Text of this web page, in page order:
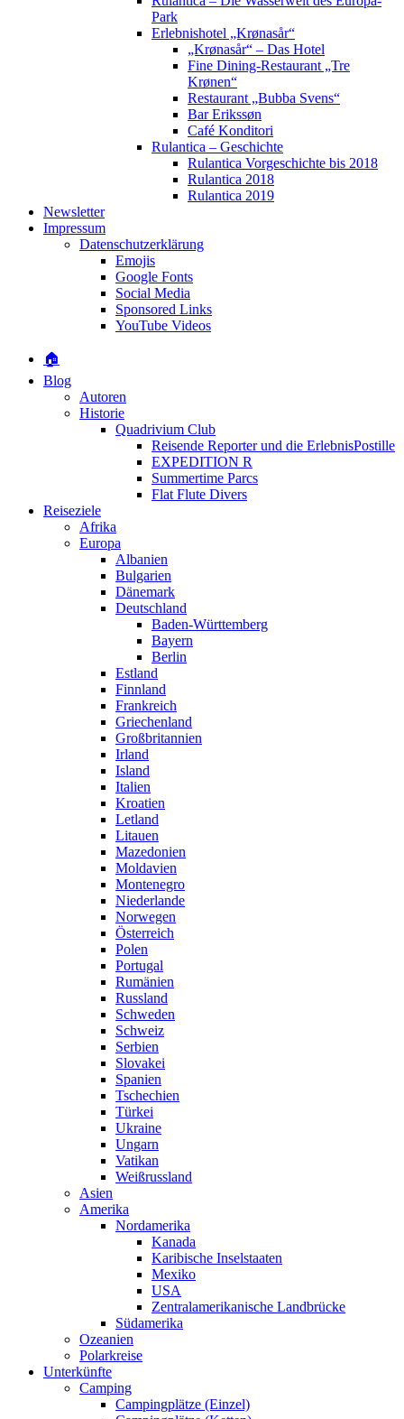
Park
Erlebnishotel „Krønasår“
„Krønasår“ – Das Hotel
Fine Dining-Restaurant „Tre
Krønen“
Restaurant „Bubba Svens“
Bar Erikssøn
Café Konditori
Rulantica – Geschichte
Rulantica Vorgeschichte bis 2018
Rulantica 2018
Rulantica 2019
Newsletter
Impressum
Datenschutzerklärung
Emojis
Google Fonts
Social Media
Sponsored Links
YouTube Videos
🏠
Blog
Autoren
Historie
Quadrivium Club
Reisende Reporter und die ErlebnisPostille
EXPEDITION R
Summertime Parcs
Flat Flute Divers
Reiseziele
Afrika
Europa
Albanien
Bulgarien
Dänemark
Deutschland
Baden-Württemberg
Bayern
Berlin
Estland
Finnland
Frankreich
Griechenland
Großbritannien
Irland
Island
Italien
Kroatien
Letland
Litauen
Mazedonien
Moldavien
Montenegro
Niederlande
Norwegen
Österreich
Polen
Portugal
Rumänien
Russland
Schweden
Schweiz
Serbien
Slovakei
Spanien
Tschechien
Türkei
Ukraine
Ungarn
Vatikan
Weißrussland
Asien
Amerika
Nordamerika
Kanada
Karibische Inselstaaten
Mexiko
USA
Zentralamerikanische Landbrücke
Südamerika
Ozeanien
Polarkreise
Unterkünfte
Camping
Campingplätze (Einzel)